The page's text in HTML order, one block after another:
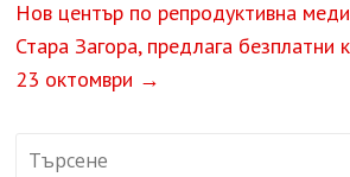
Нов център по репродуктивна
Стара Загора, предлага безплатни
23 октомври →